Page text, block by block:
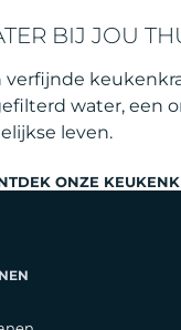
BIJ JOU
verfijnde
water, een
leven.
ONZE